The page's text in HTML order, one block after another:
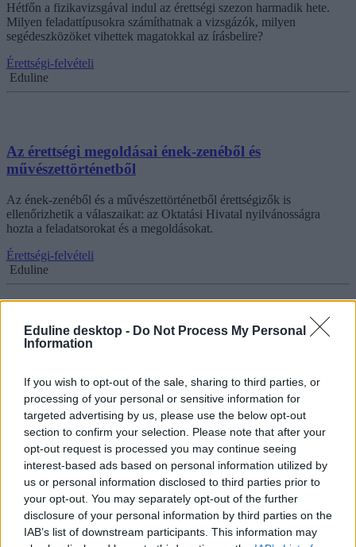
Eduline desktop - Do Not Process My Personal
Information
If you wish to opt-out of the sale, sharing to third parties, or
processing of your personal or sensitive information for
targeted advertising by us, please use the below opt-out
section to confirm your selection. Please note that after your
opt-out request is processed you may continue seeing
interest-based ads based on personal information utilized by
us or personal information disclosed to third parties prior to
your opt-out. You may separately opt-out of the further
disclosure of your personal information by third parties on the
IAB’s list of downstream participants. This information may
Hétfőn a fizikavizsgával indul az érettségi szezon harmadik hete.
Milyen feladattípusokra számíthatnak a vizsgázók, milyen
segédeszközöket vihettek magatokkal az írásbelire?
Érettségi-felvételi
Eduline
Az érettségi megoldásai ének-zenéből és
művészettörténetből
Az ének-zenéből és a művészettörténetből érettségizők is
ellenőrizhetik a válaszaikat: az Oktatási Hivatal nyilvánosságra
hozta a feladatsorokat és a megoldásokat.
Érettségi-felvételi
Eduline
Érettségi: mikor derül ki, hány pontot szereztetek az
Mikor tudják meg az érettségizők, hány pontot szereztek az írásbeli
vizsgákon? Újabb olvasói kérdésre válaszolunk.
Érettségi-felvételi
Eduline
Informatikaérettségi: feladatsorok és friss infók itt!